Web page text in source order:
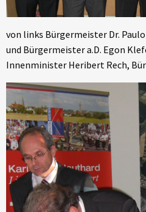
von links Bürgermeister Dr.
und Bürgermeister a.D. Egon
Innenminister Heribert Rech,